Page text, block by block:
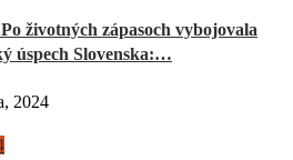
životných zápasoch vybojovala
úspech Slovenska:…
2024